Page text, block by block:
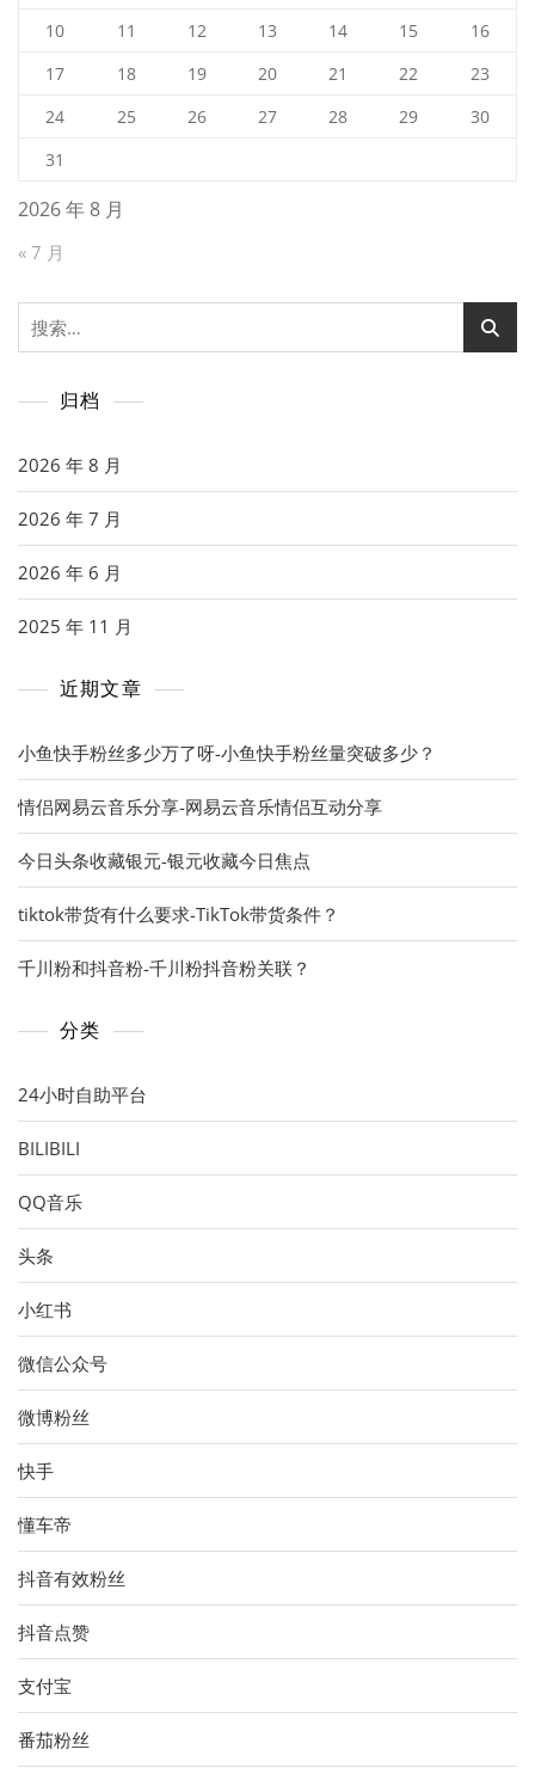
2026 年 8 月
10
11 12 13 14 15
16
17
18 19 20 21 22
23
24
25 26 27 28 29
30
31
« 7 月
搜
索：
归档
2026 年 8 月
2026 年 7 月
2026 年 6 月
2025 年 11 月
近期文章
小鱼快手粉丝多少万了呀-小鱼快手粉丝量突破多少？
情侣网易云音乐分享-网易云音乐情侣互动分享
今日头条收藏银元-银元收藏今日焦点
tiktok带货有什么要求-TikTok带货条件？
千川粉和抖音粉-千川粉抖音粉关联？
分类
24小时自助平台
BILIBILI
QQ音乐
头条
小红书
微信公众号
微博粉丝
快手
懂车帝
抖音有效粉丝
抖音点赞
支付宝
番茄粉丝